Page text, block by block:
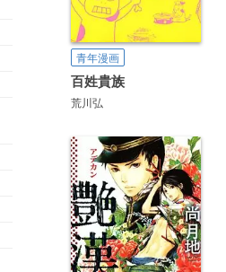
青年漫画
百姓貴族
荒川弘